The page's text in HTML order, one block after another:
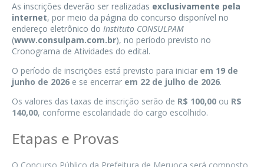
As inscrições deverão ser realizadas exclusivamente pela
internet, por meio da página do concurso disponível no
endereço eletrônico do Instituto CONSULPAM
(www.consulpam.com.br), no período previsto no
Cronograma de Atividades do edital.
O período de inscrições está previsto para iniciar em 19 de
junho de 2026 e se encerrar em 22 de julho de 2026.
Os valores das taxas de inscrição serão de R$ 100,00 ou R$
140,00, conforme escolaridade do cargo escolhido.
Etapas e Provas